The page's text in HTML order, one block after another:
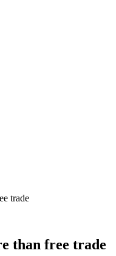
trade
than free trade